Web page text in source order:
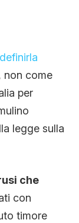
non come
per
legge sulla
che
con
timore